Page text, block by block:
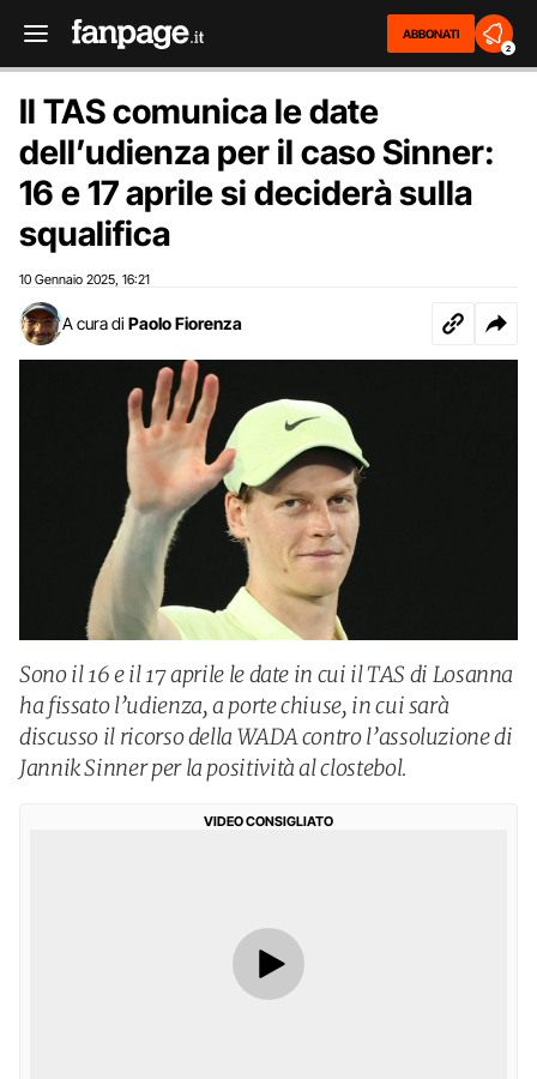
ABBONATI
2
Il TAS comunica le date
dell’udienza per il caso Sinner:
16 e 17 aprile si deciderà sulla
squalifica
10 Gennaio 2025 16:21
A cura di Paolo Fiorenza
Sono il 16 e il 17 aprile le date in cui il TAS di Losanna
ha fissato l’udienza, a porte chiuse, in cui sarà
discusso il ricorso della WADA contro l’assoluzione di
Jannik Sinner per la positività al clostebol.
VIDEO CONSIGLIATO